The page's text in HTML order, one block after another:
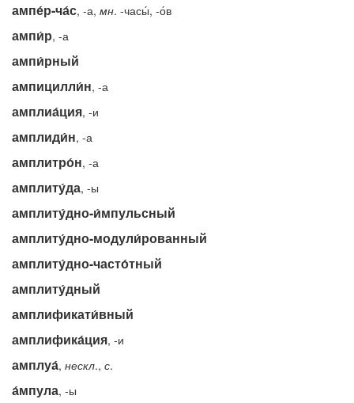
ампе́р-ча́с, -а, мн. -часы́, -о́в
ампи́р, -а
ампи́рный
ампицилли́н, -а
амплиа́ция, -и
амплиди́н, -а
амплитро́н, -а
амплиту́да, -ы
амплиту́дно-и́мпульсный
амплиту́дно-модули́рованный
амплиту́дно-часто́тный
амплиту́дный
амплификати́вный
амплифика́ция, -и
амплуа́, нескл., с.
а́мпула, -ы